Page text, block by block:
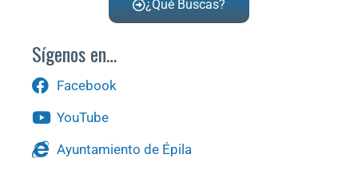
¿Qué Buscas?
Sígenos en…
Facebook
YouTube
Ayuntamiento de Épila